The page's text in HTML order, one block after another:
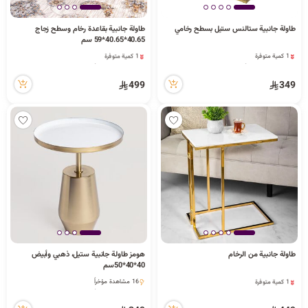
ا طاولة جانبية ستالنس ستيل بسطح رخامي
1 كمية متوفرة
26 مشاهدة مؤخراً
349
طاولة جانبية بقاعدة رخام وسطح زجاج
40.65*40.65*59 سم
1 كمية متوفرة
1 كمية متوفرة
499
طاولة جانبية من الرخام
1 كمية متوفرة
1 كمية متوفرة
هومز طاولة جانبية ستيل، ذهبي وأبيض
40*40*50سم
16 مشاهدة مؤخراً